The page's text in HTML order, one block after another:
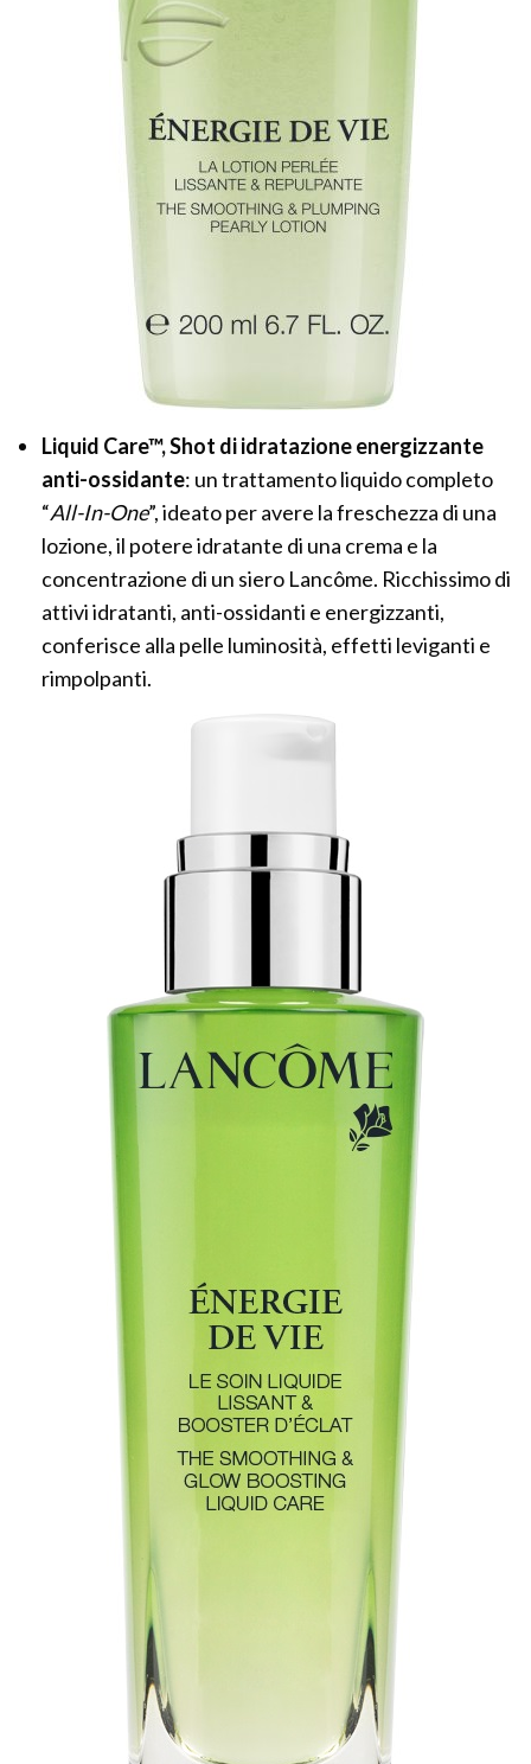
Liquid Care™, Shot di idratazione energizzante
anti-ossidante: un trattamento liquido completo
“All-In-One”, ideato per avere la freschezza di una
lozione, il potere idratante di una crema e la
concentrazione di un siero Lancôme. Ricchissimo di
attivi idratanti, anti-ossidanti e energizzanti,
conferisce alla pelle luminosità, effetti leviganti e
rimpolpanti.